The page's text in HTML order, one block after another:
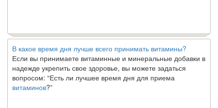
В какое время дня лучше всего принимать витамины?
Если вы принимаете витаминные и минеральные добавки в
надежде укрепить свое здоровье, вы можете задаться
вопросом: “Есть ли лучшее время дня для приема
витаминов ?”